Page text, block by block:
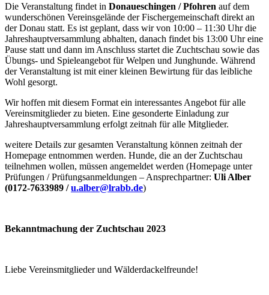
Die Veranstaltung findet in Donaueschingen / Pfohren auf dem
wunderschönen Vereinsgelände der Fischergemeinschaft direkt an
der Donau statt. Es ist geplant, dass wir von 10:00 – 11:30 Uhr die
Jahreshauptversammlung abhalten, danach findet bis 13:00 Uhr eine
Pause statt und dann im Anschluss startet die Zuchtschau sowie das
Übungs- und Spieleangebot für Welpen und Junghunde. Während
der Veranstaltung ist mit einer kleinen Bewirtung für das leibliche
Wohl gesorgt.
Wir hoffen mit diesem Format ein interessantes Angebot für alle
Vereinsmitglieder zu bieten. Eine gesonderte Einladung zur
Jahreshauptversammlung erfolgt zeitnah für alle Mitglieder.
weitere Details zur gesamten Veranstaltung können zeitnah der
Homepage entnommen werden. Hunde, die an der Zuchtschau
teilnehmen wollen, müssen angemeldet werden (Homepage unter
Prüfungen / Prüfungsanmeldungen – Ansprechpartner: Uli Alber
(0172-7633989 /u.alber@lrabb.de)
Bekanntmachung der Zuchtschau 2023
Liebe Vereinsmitglieder und Wälderdackelfreunde!